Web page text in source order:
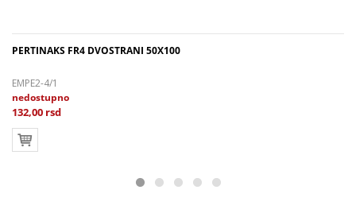
PERTINAKS FR4 DVOSTRANI 50X100
EMPE2-4/1
nedostupno
132,00 rsd